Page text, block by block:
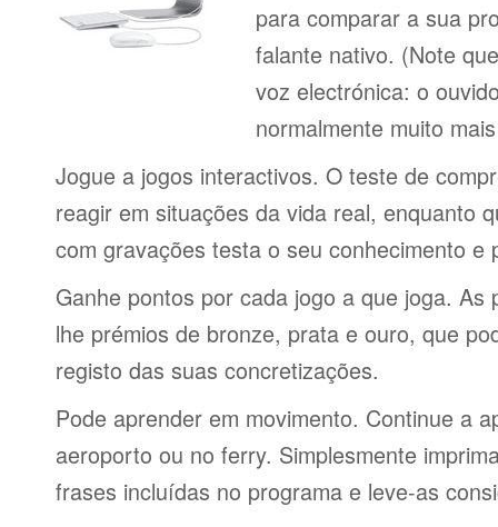
para comparar a sua
falante nativo. (Note
voz electrónica: o
normalmente muito
Jogue a jogos interactivos. O teste de
reagir em situações da vida real, enquanto
com gravações testa o seu conhecimento e
Ganhe pontos por cada jogo a que joga. As
lhe prémios de bronze, prata e ouro, que
registo das suas concretizações.
Pode aprender em movimento. Continue a
aeroporto ou no ferry. Simplesmente
frases incluídas no programa e leve-as